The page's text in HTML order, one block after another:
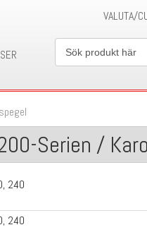
VALUTA/
Serien /
240
240